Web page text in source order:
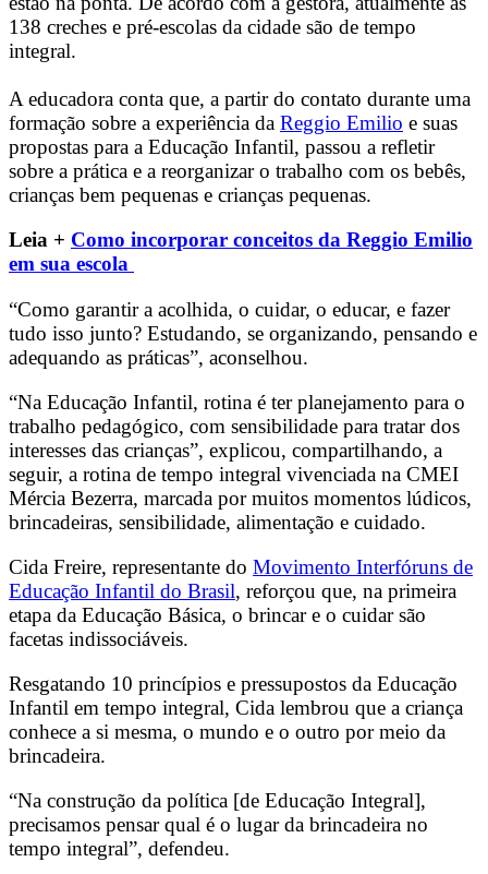
138 creches e pré-escolas da cidade são de tempo
integral.
A educadora conta que, a partir do contato durante uma
formação sobre a experiência da Reggio Emilio e suas
propostas para a Educação Infantil, passou a refletir
sobre a prática e a reorganizar o trabalho com os bebês,
crianças bem pequenas e crianças pequenas.
Leia + Como incorporar conceitos da Reggio Emilio
em sua escola
“Como garantir a acolhida, o cuidar, o educar, e fazer
tudo isso junto? Estudando, se organizando, pensando e
adequando as práticas”, aconselhou.
“Na Educação Infantil, rotina é ter planejamento para o
trabalho pedagógico, com sensibilidade para tratar dos
interesses das crianças”, explicou, compartilhando, a
seguir, a rotina de tempo integral vivenciada na CMEI
Mércia Bezerra, marcada por muitos momentos lúdicos,
brincadeiras, sensibilidade, alimentação e cuidado.
Cida Freire, representante do Movimento Interfóruns de
Educação Infantil do Brasil, reforçou que, na primeira
etapa da Educação Básica, o brincar e o cuidar são
facetas indissociáveis.
Resgatando 10 princípios e pressupostos da Educação
Infantil em tempo integral, Cida lembrou que a criança
conhece a si mesma, o mundo e o outro por meio da
brincadeira.
“Na construção da política [de Educação Integral],
precisamos pensar qual é o lugar da brincadeira no
tempo integral”, defendeu.